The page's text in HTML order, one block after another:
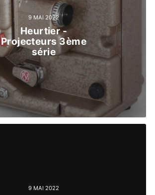
9 MAI 2022
Heurtier -
Projecteurs 3ème
série
9 MAI 2022